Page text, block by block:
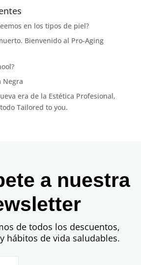
en los tipos de piel?
Bienvenido al Pro-Aging
Negra
era de la Estética Profesional,
Tailored to you.
a nuestra
de todos los descuentos,
hábitos de vida saludables.